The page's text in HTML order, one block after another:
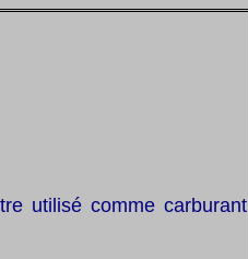
utilisé comme carburant